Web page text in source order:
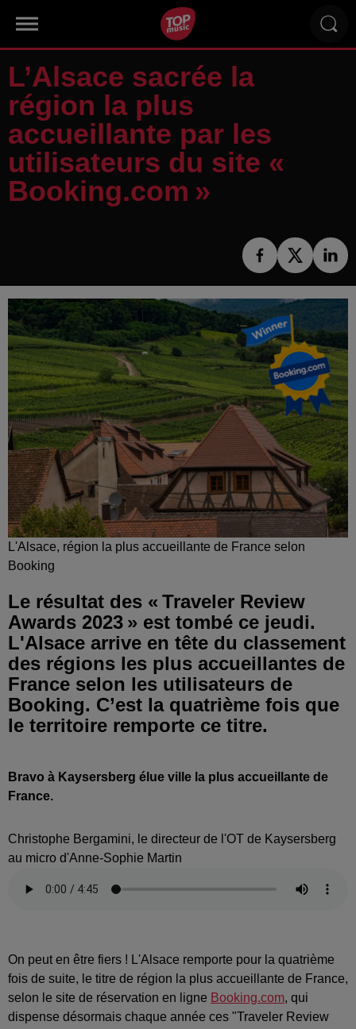
L’Alsace sacrée la
région la plus
accueillante par les
utilisateurs du site «
Booking.com »
L'Alsace, région la plus accueillante de France selon
Booking
Le résultat des « Traveler Review
Awards 2023 » est tombé ce jeudi.
L'Alsace arrive en tête du classement
des régions les plus accueillantes de
France selon les utilisateurs de
Booking. C’est la quatrième fois que
le territoire remporte ce titre.
Bravo à Kaysersberg élue ville la plus accueillante de
France.
Christophe Bergamini, le directeur de l'OT de Kaysersberg
au micro d'Anne-Sophie Martin
On peut en être fiers ! L'Alsace remporte pour la quatrième
fois de suite, le titre de région la plus accueillante de France,
selon le site de réservation en ligne Booking.com, qui
dispense désormais chaque année ces "Traveler Review